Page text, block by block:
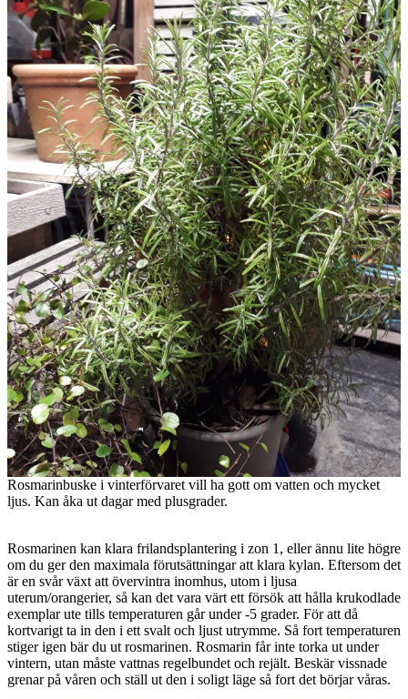
Rosmarinbuske i vinterförvaret vill ha gott om vatten och mycket
ljus. Kan åka ut dagar med plusgrader.
Rosmarinen kan klara frilandsplantering i zon 1, eller ännu lite högre
om du ger den maximala förutsättningar att klara kylan. Eftersom det
är en svår växt att övervintra inomhus, utom i ljusa
uterum/orangerier, så kan det vara värt ett försök att hålla krukodlade
exemplar ute tills temperaturen går under -5 grader. För att då
kortvarigt ta in den i ett svalt och ljust utrymme. Så fort temperaturen
stiger igen bär du ut rosmarinen. Rosmarin får inte torka ut under
vintern, utan måste vattnas regelbundet och rejält. Beskär vissnade
grenar på våren och ställ ut den i soligt läge så fort det börjar våras.